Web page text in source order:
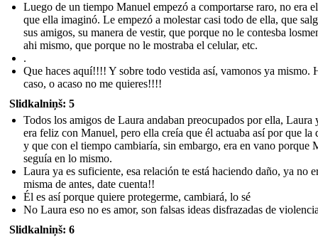
Luego de un tiempo Manuel empezó a comportarse raro, no era
que ella imaginó. Le empezó a molestar casi todo de ella, que
sus amigos, su manera de vestir, que porque no le contesba
ahi mismo, que porque no le mostraba el celular, etc.
.
Que haces aquí!!!! Y sobre todo vestida así, vamonos ya mismo.
caso, o acaso no me quieres!!!!
Slidkalniņš: 5
Todos los amigos de Laura andaban preocupados por ella, Laura
era feliz con Manuel, pero ella creía que él actuaba así por que la
y que con el tiempo cambiaría, sin embargo, era en vano porque
seguía en lo mismo.
Laura ya es suficiente, esa relación te está haciendo daño, ya no
misma de antes, date cuenta!!
Él es así porque quiere protegerme, cambiará, lo sé
No Laura eso no es amor, son falsas ideas disfrazadas de
Slidkalniņš: 6